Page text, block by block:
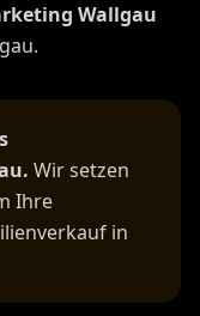
Wallgau
Wir setzen
Ihre
in